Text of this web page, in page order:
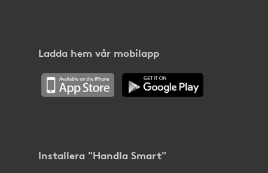
Ladda hem vår mobilapp
Installera "Handla Smart"